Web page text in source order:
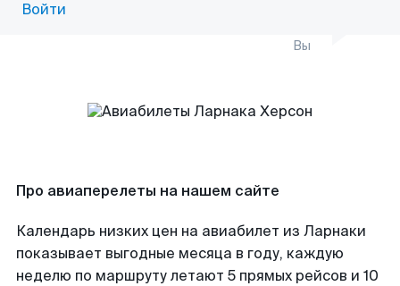
Войти
Вы
Про авиаперелеты на нашем сайте
Календарь низких цен на авиабилет из Ларнаки
показывает выгодные месяца в году, каждую
неделю по маршруту летают 5 прямых рейсов и 10